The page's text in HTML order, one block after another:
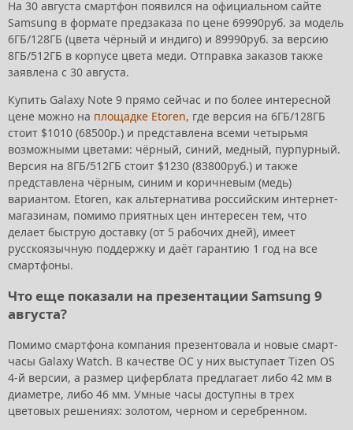
На 30 августа смартфон появился на официальном сайте
Samsung в формате предзаказа по цене 69990руб. за модель
6ГБ/128ГБ (цвета чёрный и индиго) и 89990руб. за версию
8ГБ/512ГБ в корпусе цвета меди. Отправка заказов также
заявлена с 30 августа.
Купить Galaxy Note 9 прямо сейчас и по более интересной
цене можно на площадке Etoren, где версия на 6ГБ/128ГБ
стоит $1010 (68500р.) и представлена всеми четырьмя
возможными цветами: чёрный, синий, медный, пурпурный.
Версия на 8ГБ/512ГБ стоит $1230 (83800руб.) и также
представлена чёрным, синим и коричневым (медь)
вариантом. Etoren, как альтернатива российским интернет-
магазинам, помимо приятных цен интересен тем, что
делает быструю доставку (от 5 рабочих дней), имеет
русскоязычную поддержку и даёт гарантию 1 год на все
смартфоны.
Что еще показали на презентации Samsung 9
августа?
Помимо смартфона компания презентовала и новые смарт-
часы Galaxy Watch. В качестве ОС у них выступает Tizen OS
4-й версии, а размер циферблата предлагает либо 42 мм в
диаметре, либо 46 мм. Умные часы доступны в трех
цветовых решениях: золотом, черном и серебренном.